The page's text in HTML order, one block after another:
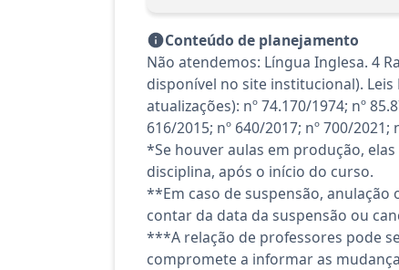
Conteúdo de planejamento
Não atendemos: Língua Inglesa. 4
disponível no site institucional). Leis
atualizações): nº 74.170/1974; nº
616/2015; nº 640/2017; nº 700/2021;
*Se houver aulas em produção,
disciplina, após o início do curso.
**Em caso de suspensão,
contar da data da suspensão ou
***A relação de professores pode
compromete a informar as